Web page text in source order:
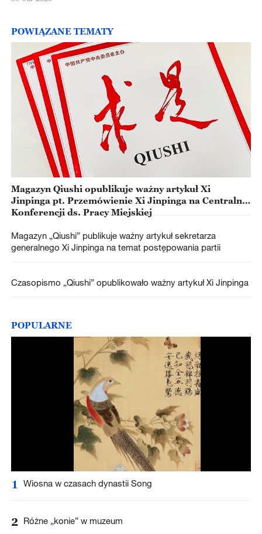
POWIĄZANE TEMATY
Magazyn Qiushi opublikuje ważny artykuł Xi
Jinpinga pt. Przemówienie Xi Jinpinga na Centralnej
Konferencji ds. Pracy Miejskiej
Magazyn „Qiushi” publikuje ważny artykuł sekretarza
generalnego Xi Jinpinga na temat postępowania partii
Czasopismo „Qiushi” opublikowało ważny artykuł Xi Jinpinga
POPULARNE
1 Wiosna w czasach dynastii Song
2 Różne „konie” w muzeum